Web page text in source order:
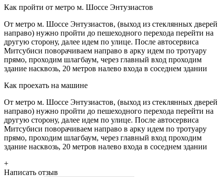
Как пройти от метро м. Шоссе Энтузиастов
От метро м. Шоссе Энтузиастов, (выход из стеклянных дверей
направо) нужно пройти до пешеходного перехода перейти на
другую сторону, далее идем по улице. После автосервиса
Митсубиси поворачиваем направо в арку идем по тротуару
прямо, проходим шлагбаум, через главный вход проходим
здание насквозь, 20 метров налево входа в соседнем здании
Как проехать на машине
От метро м. Шоссе Энтузиастов, (выход из стеклянных дверей
направо) нужно пройти до пешеходного перехода перейти на
другую сторону, далее идем по улице. После автосервиса
Митсубиси поворачиваем направо в арку идем по тротуару
прямо, проходим шлагбаум, через главный вход проходим
здание насквозь, 20 метров налево входа в соседнем здании
+
Написать отзыв